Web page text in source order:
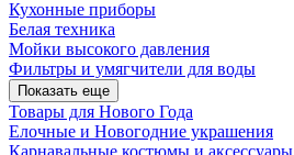
Кухонные приборы
Белая техника
Мойки высокого давления
Фильтры и умягчители для воды
Показать еще
Товары для Нового Года
Елочные и Новогодние украшения
Карнавальные костюмы и аксессуары